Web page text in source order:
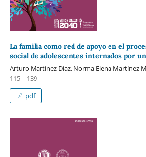
La familia como red de apoyo en el
social de adolescentes internados por
Arturo Martínez Díaz, Norma Elena Martínez
115 – 139
pdf